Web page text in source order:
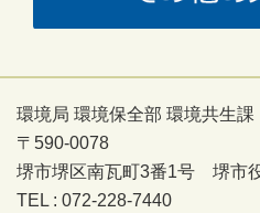
環境局 環境保全部 環境共生課
〒590-0078
堺市堺区南瓦町3番1号 堺市
TEL : 072-228-7440